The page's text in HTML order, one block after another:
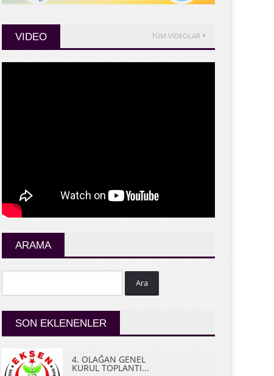
VIDEO TÜM VİDEOLAR
ARAMA
Ara
SON EKLENENLER
4. OLAĞAN GENEL
KURUL TOPLANTI...